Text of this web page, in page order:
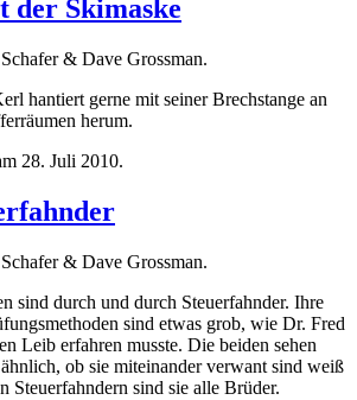
der Skimaske
& Dave Grossman.
hantiert gerne mit seiner Brechstange an
herum.
28. Juli 2010.
& Dave Grossman.
sind durch und durch Steuerfahnder. Ihre
sind etwas grob, wie Dr. Fred
Leib erfahren musste. Die beiden sehen
ob sie miteinander verwant sind weiß
Steuerfahndern sind sie alle Brüder.